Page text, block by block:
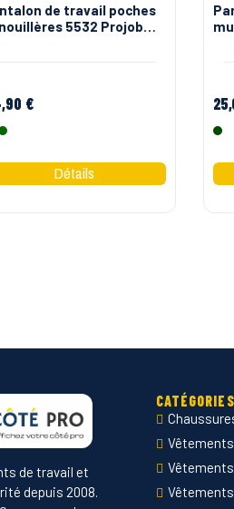
de travail poches
5532 Projob
€
Vert
de travail et
depuis 2008.
CATÉGORIES